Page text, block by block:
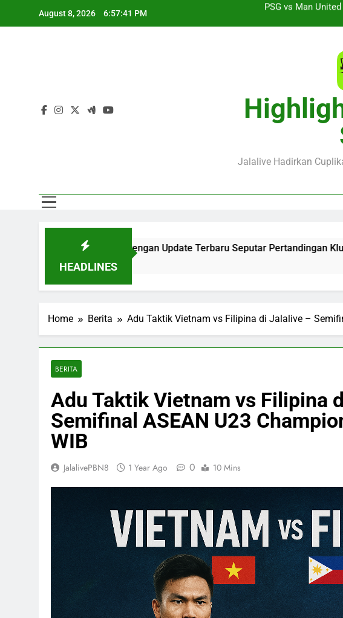
August 8, 2026 6:57:42 PM
Saksikan
Barcelona
PSG vs Man
Saksikan
Jalalive Aston
Jalalive Hadirkan
HEADLINES
Jalalive Dengan Update Terbaru Seputar Pertandingan Klub Dunia
Home Berita Adu Taktik Vietnam vs Filipina di Jalalive –
BERITA
Adu Taktik Vietnam vs Filipina
Semifinal ASEAN U23
WIB
JalalivePBN8 1 Year Ago 0 10 Mins